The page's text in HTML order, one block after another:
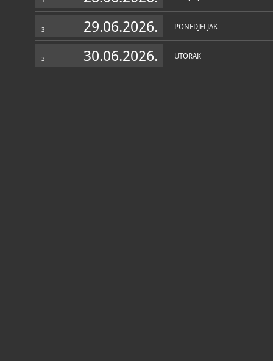
3 29.06.2026. PONEDJELJAK
3 30.06.2026. UTORAK
postavu, posjetitelji
povremene izložbe. Uz
osnovnoškolske i
Zbornika Muzeja
Personalni arhiv(1)